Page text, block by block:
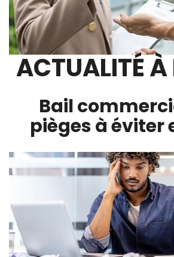
ACTUALITÉ À
Bail
pièges à éviter